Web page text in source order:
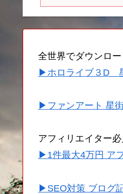
全世界でダウンロー
▶ホロライブ３D
▶ファンアート 星
アフィリエイター必
▶1件最大4万円 ア
▶SEO対策 ブログ